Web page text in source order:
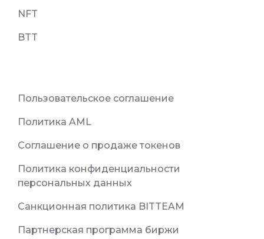
NFT
BTT
Пользовательское соглашение
Политика AML
Соглашение о продаже токенов
Политика конфиденциальности
персональных данных
Санкционная политика BITTEAM
Партнерская программа биржи